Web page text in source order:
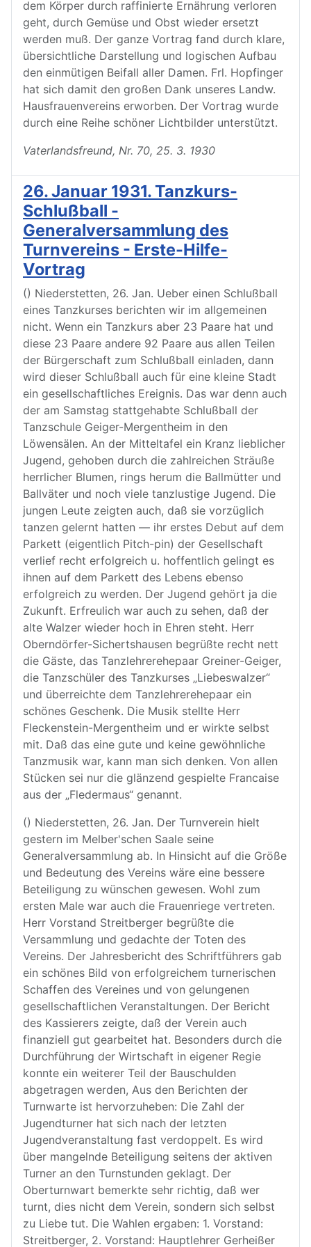
dem Körper durch raffinierte Ernährung verloren
geht, durch Gemüse und Obst wieder ersetzt
werden muß. Der ganze Vortrag fand durch klare,
übersichtliche Darstellung und logischen Aufbau
den einmütigen Beifall aller Damen. Frl. Hopfinger
hat sich damit den großen Dank unseres Landw.
Hausfrauenvereins erworben. Der Vortrag wurde
durch eine Reihe schöner Lichtbilder unterstützt.
Vaterlandsfreund, Nr. 70, 25. 3. 1930
26. Januar 1931. Tanzkurs-
Schlußball -
Generalversammlung des
Turnvereins - Erste-Hilfe-
Vortrag
() Niederstetten, 26. Jan. Ueber einen Schlußball
eines Tanzkurses berichten wir im allgemeinen
nicht. Wenn ein Tanzkurs aber 23 Paare hat und
diese 23 Paare andere 92 Paare aus allen Teilen
der Bürgerschaft zum Schlußball einladen, dann
wird dieser Schlußball auch für eine kleine Stadt
ein gesellschaftliches Ereignis. Das war denn auch
der am Samstag stattgehabte Schlußball der
Tanzschule Geiger-Mergentheim in den
Löwensälen. An der Mitteltafel ein Kranz lieblicher
Jugend, gehoben durch die zahlreichen Sträuße
herrlicher Blumen, rings herum die Ballmütter und
Ballväter und noch viele tanzlustige Jugend. Die
jungen Leute zeigten auch, daß sie vorzüglich
tanzen gelernt hatten — ihr erstes Debut auf dem
Parkett (eigentlich Pitch-pin) der Gesellschaft
verlief recht erfolgreich u. hoffentlich gelingt es
ihnen auf dem Parkett des Lebens ebenso
erfolgreich zu werden. Der Jugend gehört ja die
Zukunft. Erfreulich war auch zu sehen, daß der
alte Walzer wieder hoch in Ehren steht. Herr
Oberndörfer-Sichertshausen begrüßte recht nett
die Gäste, das Tanzlehrerehepaar Greiner-Geiger,
die Tanzschüler des Tanzkurses „Liebeswalzer“
und überreichte dem Tanzlehrerehepaar ein
schönes Geschenk. Die Musik stellte Herr
Fleckenstein-Mergentheim und er wirkte selbst
mit. Daß das eine gute und keine gewöhnliche
Tanzmusik war, kann man sich denken. Von allen
Stücken sei nur die glänzend gespielte Francaise
aus der „Fledermaus“ genannt.
() Niederstetten, 26. Jan. Der Turnverein hielt
gestern im Melber'schen Saale seine
Generalversammlung ab. In Hinsicht auf die Größe
und Bedeutung des Vereins wäre eine bessere
Beteiligung zu wünschen gewesen. Wohl zum
ersten Male war auch die Frauenriege vertreten.
Herr Vorstand Streitberger begrüßte die
Versammlung und gedachte der Toten des
Vereins. Der Jahresbericht des Schriftführers gab
ein schönes Bild von erfolgreichem turnerischen
Schaffen des Vereines und von gelungenen
gesellschaftlichen Veranstaltungen. Der Bericht
des Kassierers zeigte, daß der Verein auch
finanziell gut gearbeitet hat. Besonders durch die
Durchführung der Wirtschaft in eigener Regie
konnte ein weiterer Teil der Bauschulden
abgetragen werden, Aus den Berichten der
Turnwarte ist hervorzuheben: Die Zahl der
Jugendturner hat sich nach der letzten
Jugendveranstaltung fast verdoppelt. Es wird
über mangelnde Beteiligung seitens der aktiven
Turner an den Turnstunden geklagt. Der
Oberturnwart bemerkte sehr richtig, daß wer
turnt, dies nicht dem Verein, sondern sich selbst
zu Liebe tut. Die Wahlen ergaben: 1. Vorstand:
Streitberger, 2. Vorstand: Hauptlehrer Gerheißer